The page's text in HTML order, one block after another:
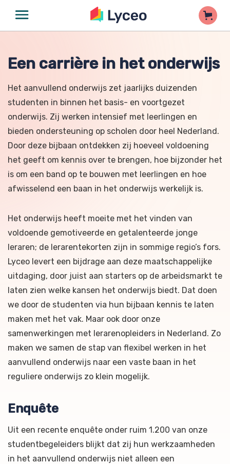
Een carrière in het onderwijs
Het aanvullend onderwijs zet jaarlijks duizenden
studenten in binnen het basis- en voortgezet
onderwijs. Zij werken intensief met leerlingen en
bieden ondersteuning op scholen door heel Nederland.
Door deze bijbaan ontdekken zij hoeveel voldoening
het geeft om kennis over te brengen, hoe bijzonder het
is om een band op te bouwen met leerlingen en hoe
afwisselend een baan in het onderwijs werkelijk is.
Het onderwijs heeft moeite met het vinden van
voldoende gemotiveerde en getalenteerde jonge
leraren; de lerarentekorten zijn in sommige regio’s fors.
Lyceo levert een bijdrage aan deze maatschappelijke
uitdaging, door juist aan starters op de arbeidsmarkt te
laten zien welke kansen het onderwijs biedt. Dat doen
we door de studenten via hun bijbaan kennis te laten
maken met het vak. Maar ook door onze
samenwerkingen met lerarenopleiders in Nederland. Zo
maken we samen de stap van flexibel werken in het
aanvullend onderwijs naar een vaste baan in het
reguliere onderwijs zo klein mogelijk.
Enquête
Uit een recente enquête onder ruim 1.200 van onze
studentbegeleiders blijkt dat zij hun werkzaamheden
in het aanvullend onderwijs niet alleen een